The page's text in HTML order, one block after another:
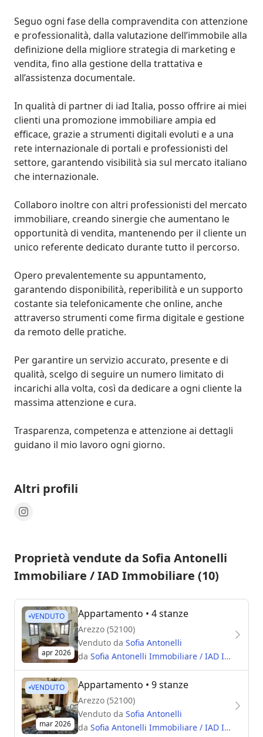
Seguo ogni fase della compravendita con attenzione
e professionalità, dalla valutazione dell’immobile alla
definizione della migliore strategia di marketing e
vendita, fino alla gestione della trattativa e
all’assistenza documentale.
In qualità di partner di iad Italia, posso offrire ai miei
clienti una promozione immobiliare ampia ed
efficace, grazie a strumenti digitali evoluti e a una
rete internazionale di portali e professionisti del
settore, garantendo visibilità sia sul mercato italiano
che internazionale.
Collaboro inoltre con altri professionisti del mercato
immobiliare, creando sinergie che aumentano le
opportunità di vendita, mantenendo per il cliente un
unico referente dedicato durante tutto il percorso.
Opero prevalentemente su appuntamento,
garantendo disponibilità, reperibilità e un supporto
costante sia telefonicamente che online, anche
attraverso strumenti come firma digitale e gestione
da remoto delle pratiche.
Per garantire un servizio accurato, presente e di
qualità, scelgo di seguire un numero limitato di
incarichi alla volta, così da dedicare a ogni cliente la
massima attenzione e cura.
Trasparenza, competenza e attenzione ai dettagli
guidano il mio lavoro ogni giorno.
Altri profili
Proprietà vendute da Sofia Antonelli
Immobiliare / IAD Immobiliare (10)
VENDUTO
apr 2026
Appartamento • 4 stanze
Arezzo (52100)
Venduto da Sofia Antonelli
da Sofia Antonelli Immobiliare / IAD Immobiliare
VENDUTO
mar 2026
Appartamento • 9 stanze
Arezzo (52100)
Venduto da Sofia Antonelli
da Sofia Antonelli Immobiliare / IAD Immobiliare